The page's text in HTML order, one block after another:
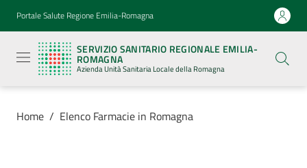
Vai al contenuto
Vai alla navigazione
Vai al footer
Portale Salute Regione Emilia-Romagna
SERVIZIO SANITARIO REGIONALE EMILIA-
ROMAGNA
Azienda Unità Sanitaria Locale della Romagna
Sanitario
Regionale
Emilia-
Romagna
Azienda
Sanitaria
Locale della
Home / Elenco Farmacie in Romagna